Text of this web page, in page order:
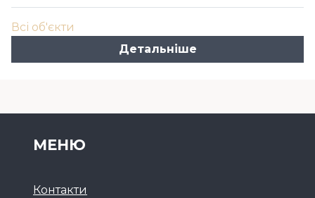
Всі об'єкти
Детальніше
МЕНЮ
Контакти